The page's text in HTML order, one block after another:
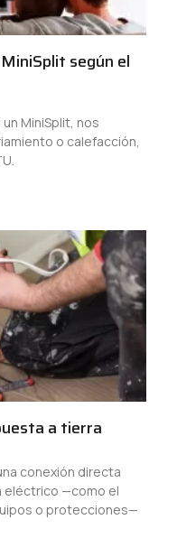
según el
MiniSplit, nos
o calefacción,
a tierra
conexión directa
eléctrico —como el
o protecciones—